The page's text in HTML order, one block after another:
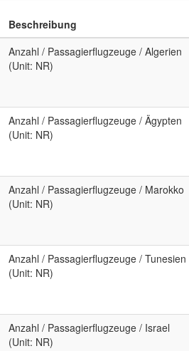
Beschreibung
Anzahl / Passagierflugzeuge / Algerien
(Unit: NR)
Anzahl / Passagierflugzeuge / Ägypten
(Unit: NR)
Anzahl / Passagierflugzeuge / Marokko
(Unit: NR)
Anzahl / Passagierflugzeuge / Tunesien
(Unit: NR)
Anzahl / Passagierflugzeuge / Israel
(Unit: NR)